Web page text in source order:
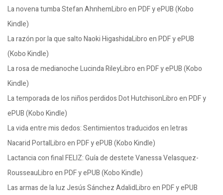
La novena tumba Stefan AhnhemLibro en PDF y ePUB (Kobo
Kindle)
La razón por la que salto Naoki HigashidaLibro en PDF y ePUB
(Kobo Kindle)
La rosa de medianoche Lucinda RileyLibro en PDF y ePUB (Kobo
Kindle)
La temporada de los niños perdidos Dot HutchisonLibro en PDF y
ePUB (Kobo Kindle)
La vida entre mis dedos: Sentimientos traducidos en letras
Nacarid PortalLibro en PDF y ePUB (Kobo Kindle)
Lactancia con final FELIZ: Guía de destete Vanessa Velasquez-
RousseauLibro en PDF y ePUB (Kobo Kindle)
Las armas de la luz Jesús Sánchez AdalidLibro en PDF y ePUB